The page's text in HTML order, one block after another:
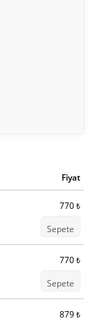
Fiyat
770 ₺
Sepete
770 ₺
Sepete
879 ₺